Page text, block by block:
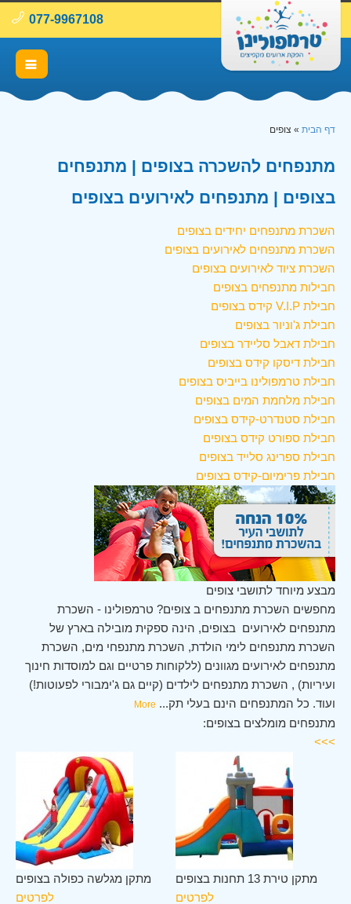
077-9967108
דף הבית » צופים
מתנפחים להשכרה בצופים | מתנפחים
בצופים | מתנפחים לאירועים בצופים
השכרת מתנפחים יחידים בצופים
השכרת מתנפחים לאירועים בצופים
השכרת ציוד לאירועים בצופים
חבילות מתנפחים בצופים
חבילת V.I.P קידס בצופים
חבילת ג'וניור בצופים
חבילת דאבל סליידר בצופים
חבילת דיסקו קידס בצופים
חבילת טרמפולינו בייביס בצופים
חבילת מלחמת המים בצופים
חבילת סטנדרט-קידס בצופים
חבילת ספורט קידס בצופים
חבילת ספרינג סלייד בצופים
חבילת פרימיום-קידס בצופים
מבצע מיוחד לתושבי צופים
מחפשים השכרת מתנפחים ב צופים? טרמפולינו - השכרת
מתנפחים לאירועים בצופים, הינה ספקית מובילה בארץ של
השכרת מתנפחים לימי הולדת, השכרת מתנפחי מים, השכרת
מתנפחים לאירועים מגוונים (ללקוחות פרטיים וגם למוסדות חינוך
ועיריות) , השכרת מתנפחים לילדים (קיים גם ג'ימבורי לפעוטות!)
ועוד. כל המתנפחים הינם בעלי תק...
More
מתנפחים מומלצים בצופים:
>>>
מתקן מגלשה כפולה בצופים
לפרטים
מתקן טירת 13 תחנות בצופים
לפרטים